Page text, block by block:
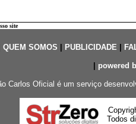
site
QUEM SOMOS PUBLICIDADE|
powered
Carlos Oficial é um serviço
Todos